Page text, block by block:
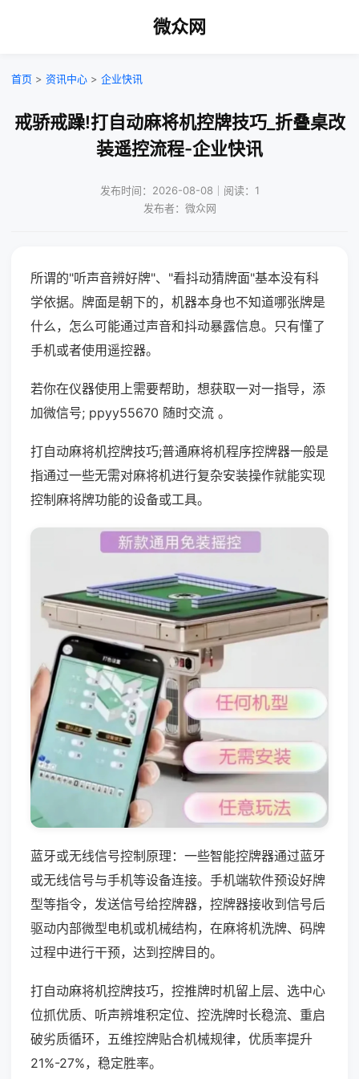
微众网
首页 > 资讯中心 > 企业快讯
戒骄戒躁!打自动麻将机控牌技巧_折叠桌改
装遥控流程-企业快讯
发布时间：2026-08-08｜阅读：1
发布者：微众网
所谓的"听声音辨好牌"、"看抖动猜牌面"基本没有科
学依据。牌面是朝下的，机器本身也不知道哪张牌是
什么，怎么可能通过声音和抖动暴露信息。只有懂了
手机或者使用遥控器。
若你在仪器使用上需要帮助，想获取一对一指导，添
加微信号; ppyy55670 随时交流 。
打自动麻将机控牌技巧;普通麻将机程序控牌器一般是
指通过一些无需对麻将机进行复杂安装操作就能实现
控制麻将牌功能的设备或工具。
蓝牙或无线信号控制原理：一些智能控牌器通过蓝牙
或无线信号与手机等设备连接。手机端软件预设好牌
型等指令，发送信号给控牌器，控牌器接收到信号后
驱动内部微型电机或机械结构，在麻将机洗牌、码牌
过程中进行干预，达到控牌目的。
打自动麻将机控牌技巧，控推牌时机留上层、选中心
位抓优质、听声辨堆积定位、控洗牌时长稳流、重启
破劣质循环，五维控牌贴合机械规律，优质率提升
21%-27%，稳定胜率。